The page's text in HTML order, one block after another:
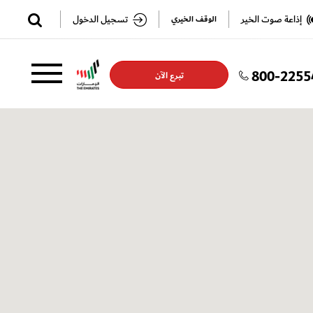
✕ إذاعة صوت الخير الوقف الخيري تسجيل الدخول
تسجيل
الدخول
تسجيل
800- تبرع الآن